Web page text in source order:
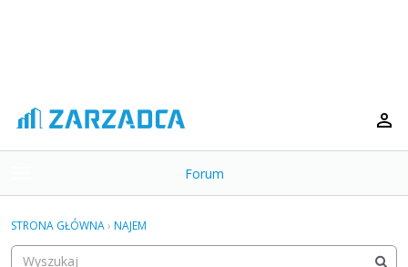
o
g
Forum
Kategorie
STRONA GŁÓWNA› NAJEM